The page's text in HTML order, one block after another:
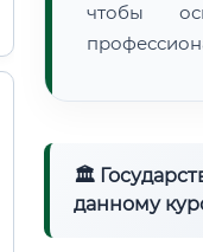
чтобы
🏛
данному